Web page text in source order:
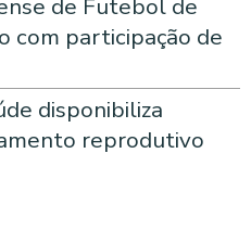
de Futebol de
com participação de
disponibiliza
reprodutivo